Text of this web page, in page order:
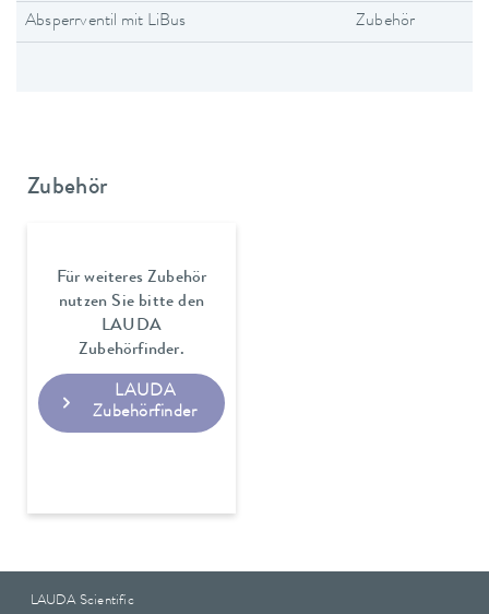
Absperrventil mit LiBus Zubehör
Zubehör
Für weiteres Zubehör
nutzen Sie bitte den
LAUDA
Zubehörfinder.
LAUDA
Zubehörfinder
LAUDA Scientific